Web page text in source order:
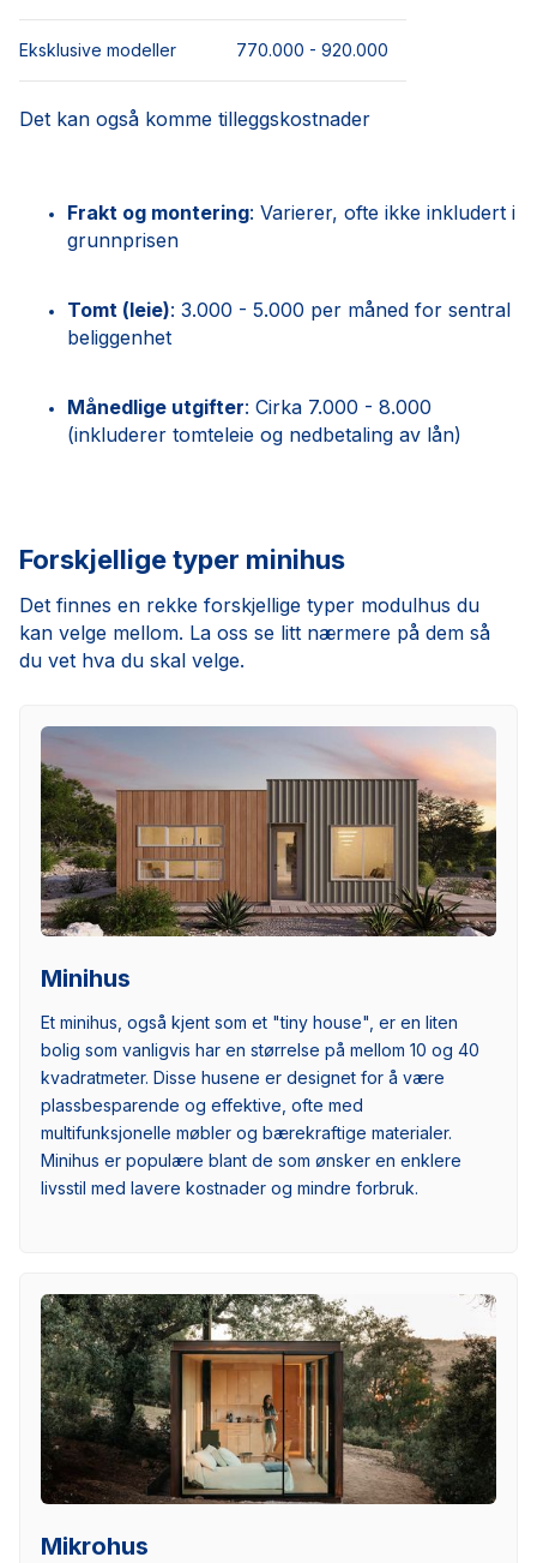
Eksklusive modeller 770.000 - 920.000
Det kan også komme tilleggskostnader
Frakt og montering: Varierer, ofte ikke inkludert i
grunnprisen
Tomt (leie): 3.000 - 5.000 per måned for sentral
beliggenhet
Månedlige utgifter: Cirka 7.000 - 8.000
(inkluderer tomteleie og nedbetaling av lån)
Forskjellige typer minihus
Det finnes en rekke forskjellige typer modulhus du
kan velge mellom. La oss se litt nærmere på dem så
du vet hva du skal velge.
Minihus
Et minihus, også kjent som et "tiny house", er en liten
bolig som vanligvis har en størrelse på mellom 10 og 40
kvadratmeter. Disse husene er designet for å være
plassbesparende og effektive, ofte med
multifunksjonelle møbler og bærekraftige materialer.
Minihus er populære blant de som ønsker en enklere
livsstil med lavere kostnader og mindre forbruk.
Mikrohus